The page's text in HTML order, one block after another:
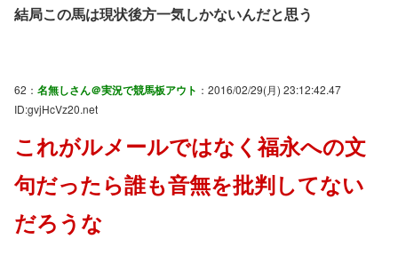
結局この馬は現状後方一気しかないんだと思う
62： 名無しさん＠実況で競馬板アウト ：2016/02/29(月) 23:12:42.47
ID:gvjHcVz20.net
これがルメールではなく福永への文
句だったら誰も音無を批判してない
だろうな